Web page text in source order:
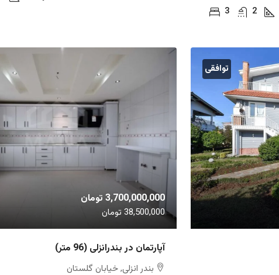
3
2
توافقی
3,700,000,000 تومان
38,500,000 تومان
آپارتمان در بندرانزلی (96 متر)
بندر انزلی, خیابان گلستان